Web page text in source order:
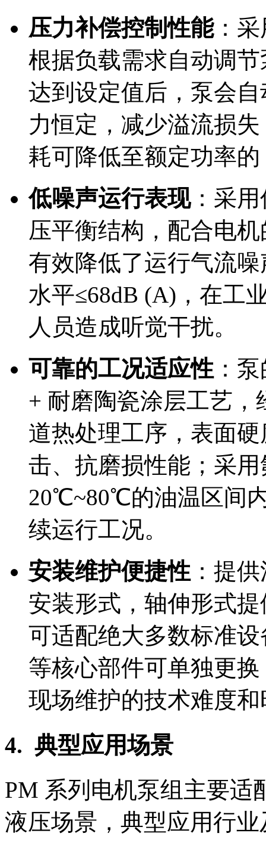
压力补偿控制性能：采
根据负载需求自动调
达到设定值后，泵会
力恒定，减少溢流损
耗可降低至额定功率
低噪声运行表现：采
压平衡结构，配合电
有效降低了运行气流
水平≤68dB (A)，在工
人员造成听觉干扰。
可靠的工况适应性 ：
+ 耐磨陶瓷涂层工艺
道热处理工序，表面
击、抗磨损性能；采
20℃~80℃的油温区间
续运行工况。
安装维护便捷性 ：提
安装形式，轴伸形式
可适配绝大多数标准
等核心部件可单独更
现场维护的技术难度
4. 典型应用场景
PM 系列电机泵组主要适
液压场景，典型应用行